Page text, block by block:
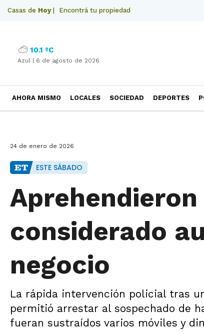
Casas de Hoy| Encontrá tu propiedad
10.1 ºC
Azul | 6 de agosto de 2026
AHORA MISMO LOCALES SOCIEDAD DEPORTES
24 de enero de 2026
ESTE SÁBADO
considerado
negocio
La rápida intervención policial tras
permitió arrestar al sospechado de
fueran sustraídos varios móviles y